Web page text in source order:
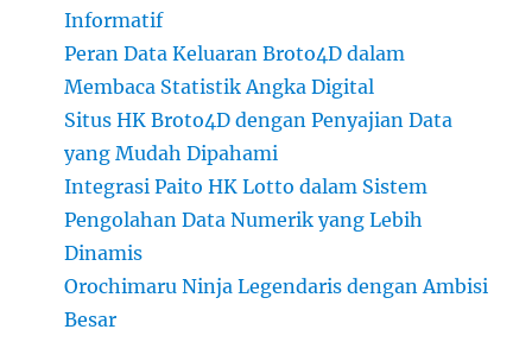
Informatif
Peran Data Keluaran Broto4D dalam
Membaca Statistik Angka Digital
Situs HK Broto4D dengan Penyajian Data
yang Mudah Dipahami
Integrasi Paito HK Lotto dalam Sistem
Pengolahan Data Numerik yang Lebih
Dinamis
Orochimaru Ninja Legendaris dengan Ambisi
Besar